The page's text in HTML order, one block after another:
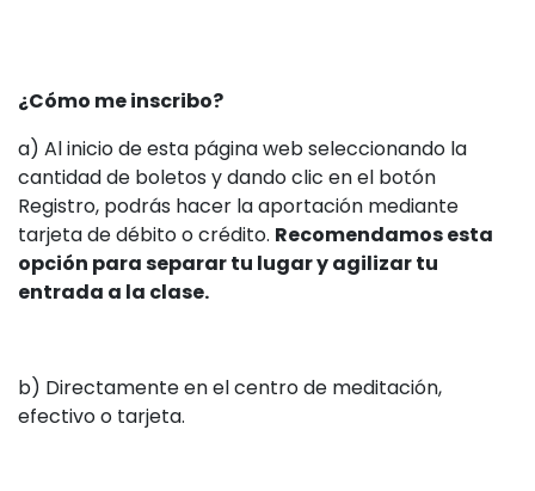
¿Cómo me inscribo?
a) Al inicio de esta página web seleccionando la
cantidad de boletos y dando clic en el botón
Registro, podrás hacer la aportación mediante
tarjeta de débito o crédito. Recomendamos esta
opción para separar tu lugar y agilizar tu
entrada a la clase.
b) Directamente en el centro de meditación,
efectivo o tarjeta.